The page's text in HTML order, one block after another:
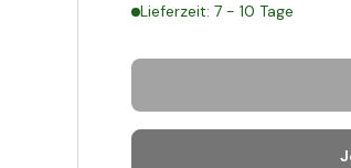
Lieferzeit: 7 - 10 Tage